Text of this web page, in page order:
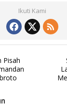
Ikuti Kami
Pisah